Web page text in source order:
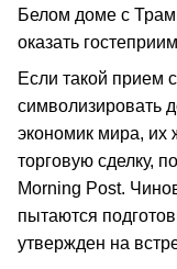
Белом доме с
оказать
Если такой прием
символизировать
экономик мира, их
торговую сделку,
Morning Post.
пытаются
утвержден на